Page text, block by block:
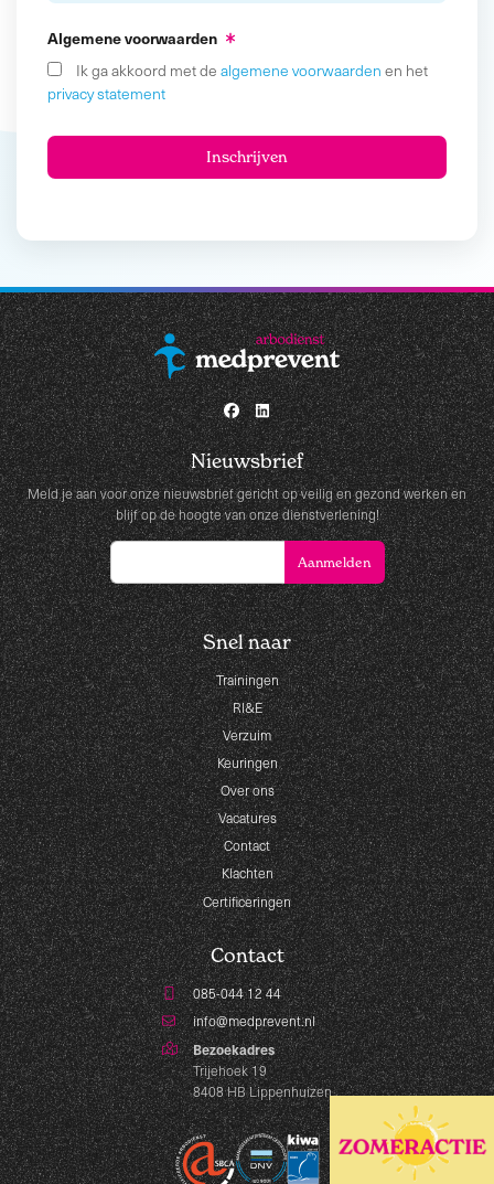
Algemene voorwaarden
Ik ga akkoord met de algemene voorwaarden en het
privacy statement
Nieuwsbrief
Meld je aan voor onze nieuwsbrief gericht op veilig en gezond werken en
blijf op de hoogte van onze dienstverlening!
Snel naar
Trainingen
RI&E
Verzuim
Keuringen
Over ons
Vacatures
Contact
Klachten
Certificeringen
Contact
085-044 12 44
info@medprevent.nl
Bezoekadres
Trijehoek 19
8408 HB Lippenhuizen